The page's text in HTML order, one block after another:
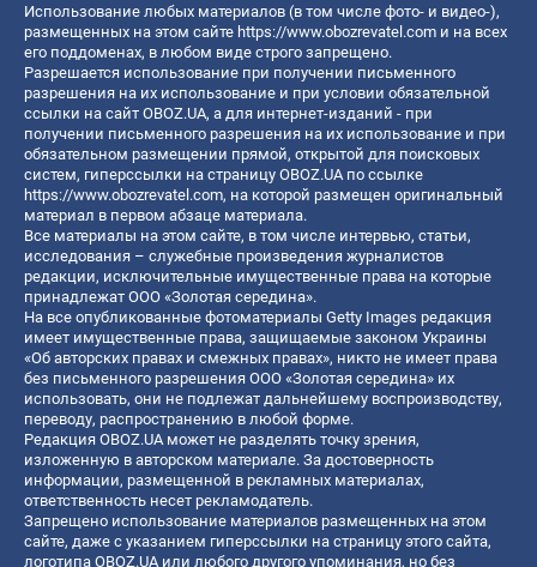
Использование любых материалов (в том числе фото- и видео-),
размещенных на этом сайте https://www.obozrevatel.com и на всех
его поддоменах, в любом виде строго запрещено.
Разрешается использование при получении письменного
разрешения на их использование и при условии обязательной
ссылки на сайт OBOZ.UA, а для интернет-изданий - при
получении письменного разрешения на их использование и при
обязательном размещении прямой, открытой для поисковых
систем, гиперссылки на страницу OBOZ.UA по ссылке
https://www.obozrevatel.com, на которой размещен оригинальный
материал в первом абзаце материала.
Все материалы на этом сайте, в том числе интервью, статьи,
исследования – служебные произведения журналистов
редакции, исключительные имущественные права на которые
принадлежат ООО «Золотая середина».
На все опубликованные фотоматериалы Getty Images редакция
имеет имущественные права, защищаемые законом Украины
«Об авторских правах и смежных правах», никто не имеет права
без письменного разрешения ООО «Золотая середина» их
использовать, они не подлежат дальнейшему воспроизводству,
переводу, распространению в любой форме.
Редакция OBOZ.UA может не разделять точку зрения,
изложенную в авторском материале. За достоверность
информации, размещенной в рекламных материалах,
ответственность несет рекламодатель.
Запрещено использование материалов размещенных на этом
сайте, даже с указанием гиперссылки на страницу этого сайта,
логотипа OBOZ.UA или любого другого упоминания, но без